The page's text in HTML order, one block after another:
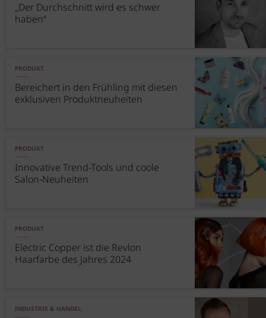
„Der Durchschnitt wird es schwer
haben“
PRODUKT
Bereichert in den Frühling mit diesen
exklusiven Produktneuheiten
PRODUKT
Innovative Trend-Tools und coole
Salon-Neuheiten
PRODUKT
Electric Copper ist die Revlon
Haarfarbe des Jahres 2024
INDUSTRIE & HANDEL